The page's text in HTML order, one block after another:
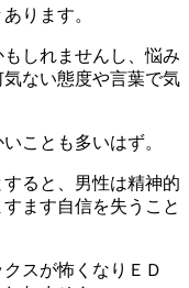
ります。
しれませんし、悩み
ない態度や言葉で気
ことも多いはず。
ると、男性は精神的
ます自信を失うこと
スが怖くなりＥＤ